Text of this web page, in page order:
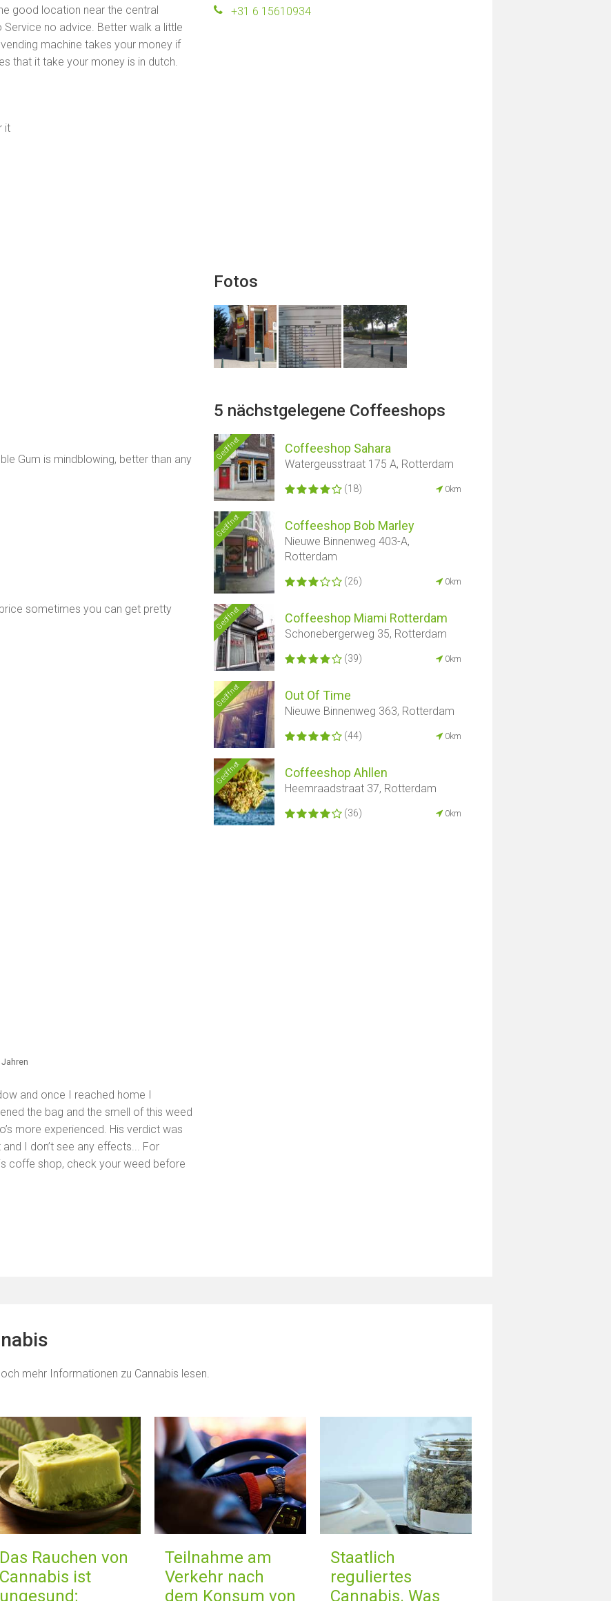
+31 6 15610934
Fotos
5 nächstgelegene Coffeeshops
Geöffnet Coffeeshop Sahara
Watergeusstraat 175 A, Rotterdam
(18) 0km
Geöffnet Coffeeshop Bob Marley
Nieuwe Binnenweg 403-A,
Rotterdam
(26) 0km
Geöffnet Coffeeshop Miami Rotterdam
Schonebergerweg 35, Rotterdam
(39) 0km
Geöffnet Out Of Time
Nieuwe Binnenweg 363, Rotterdam
(44) 0km
Geöffnet Coffeeshop Ahllen
Heemraadstraat 37, Rotterdam
(36) 0km
good location near the central
Service no advice. Better walk a little
machine takes your money if
that it take your money is in dutch.
it
Gum is mindblowing, better than any
sometimes you can get pretty
and once I reached home I
the bag and the smell of this weed
more experienced. His verdict was
I don’t see any effects... For
coffe shop, check your weed before
mehr Informationen zu Cannabis lesen.
Das Rauchen von
Cannabis ist
ungesund;
Teilnahme am
Verkehr nach
dem Konsum von
Staatlich
reguliertes
Cannabis. Was